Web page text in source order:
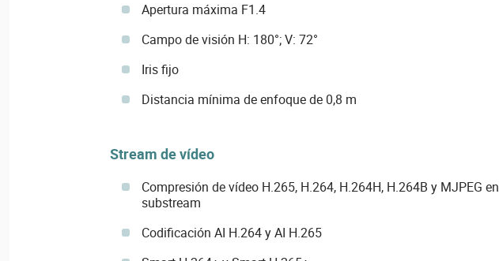
Apertura máxima F1.4
Campo de visión H: 180°; V: 72°
Iris fijo
Distancia mínima de enfoque de 0,8 m
Stream de vídeo
Compresión de vídeo H.265, H.264, H.264H, H.264B y MJPEG en
substream
Codificación AI H.264 y AI H.265